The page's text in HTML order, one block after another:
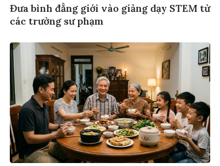
Đưa bình đẳng giới vào giảng dạy STEM từ
các trường sư phạm